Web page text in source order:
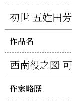
初世 五姓田
作品名
西南役之図
作家略歴